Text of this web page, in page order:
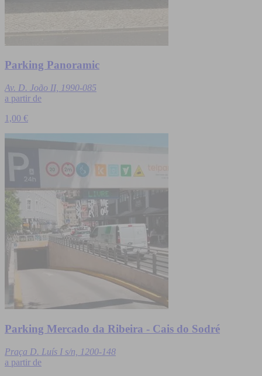
Parking Panoramic
Av. D. João II, 1990-085
a partir de
1,00 €
Parking Mercado da Ribeira - Cais do Sodré
Praça D. Luís I s/n, 1200-148
a partir de